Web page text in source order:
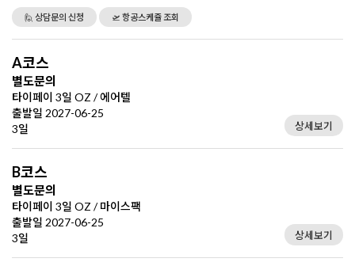
🙋 상담문의 신청 🛫 항공스케쥴 조회
A코스
별도문의
타이페이 3일 OZ / 에어텔
출발일 2027-06-25
3일
상세보기
B코스
별도문의
타이페이 3일 OZ / 마이스팩
출발일 2027-06-25
3일
상세보기